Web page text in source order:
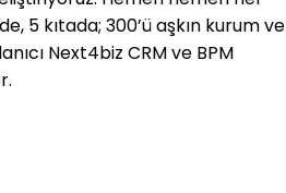
5 kıtada; 300’ü aşkın kurum ve
Next4biz CRM ve BPM